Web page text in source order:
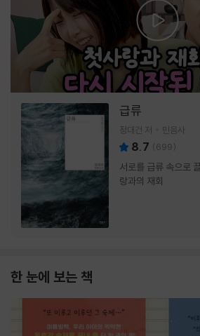
급류
정대건 저 민음사
8.7 (699)
서로를 급류 속으로
랑과의 재회
한 눈에 보는 책